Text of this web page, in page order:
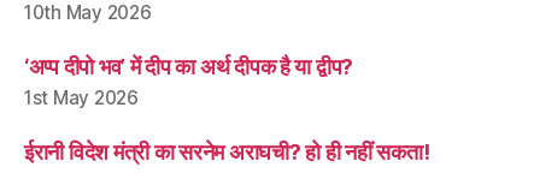
10th May 2026
‘अप्प दीपो भव’ में दीप का अर्थ दीपक है या द्वीप?
1st May 2026
ईरानी विदेश मंत्री का सरनेम अराघची? हो ही नहीं सकता!